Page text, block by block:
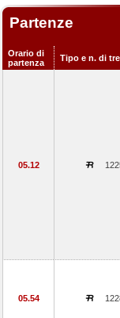
Partenze
Orario di
partenza
Tipo e n. di
05.12
05.54